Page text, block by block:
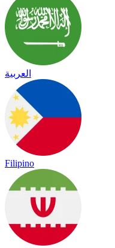
العربية
Filipino